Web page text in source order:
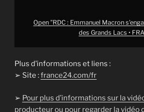
Open "RDC : Emmanuel Macron
des Grands Lacs •
Plus d’informations et liens :
➢ Site :france24.com/fr
➢ Pour plus d’informations sur la
producteur ou pour regarder la vidéo